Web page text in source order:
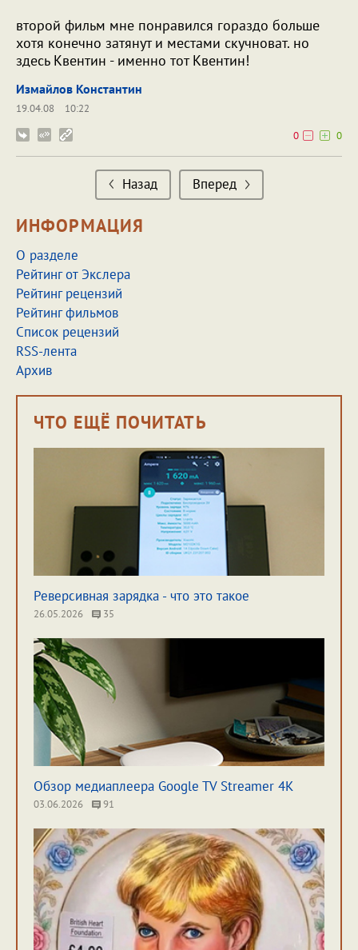
второй фильм мне понравился гораздо больше
хотя конечно затянут и местами скучноват. но
здесь Квентин - именно тот Квентин!
Измайлов Константин
19.04.08
10:22
0
0
Назад Вперед
ИНФОРМАЦИЯ
О разделе
Рейтинг от Экслера
Рейтинг рецензий
Рейтинг фильмов
Список рецензий
RSS-лента
Архив
ЧТО ЕЩЁ ПОЧИТАТЬ
Реверсивная зарядка - что это такое
26.05.2026 35
Обзор медиаплеера Google TV Streamer 4K
03.06.2026 91